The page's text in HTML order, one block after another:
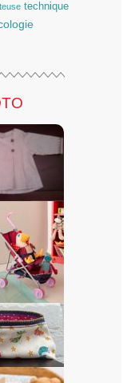
technique